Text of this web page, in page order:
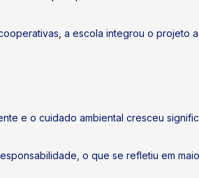
a escola integrou o
e o cuidado ambiental cresceu
o que se refletiu em